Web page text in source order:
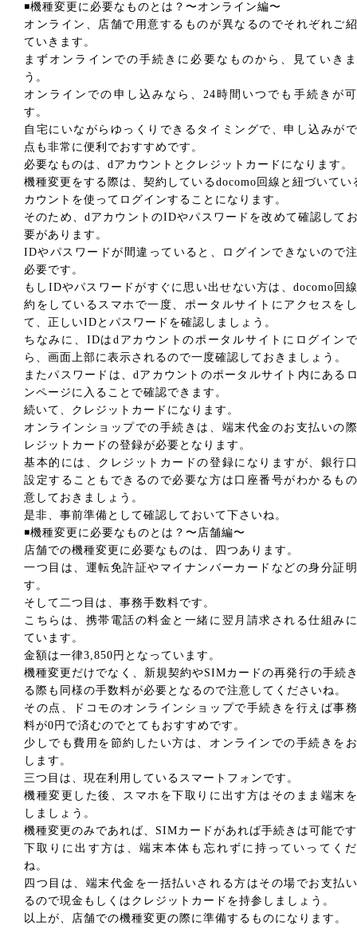
◾️機種変更に必要なものとは？〜オンライン編〜
オンライン、店舗で用意するものが異なるのでそれぞれご
ていきます。
まずオンラインでの手続きに必要なものから、見ていき
う。
オンラインでの申し込みなら、24時間いつでも手続きが
す。
自宅にいながらゆっくりできるタイミングで、申し込みが
点も非常に便利でおすすめです。
必要なものは、dアカウントとクレジットカードになります。
機種変更をする際は、契約しているdocomo回線と紐づいてい
カウントを使ってログインすることになります。
そのため、dアカウントのIDやパスワードを改めて確認して
要があります。
IDやパスワードが間違っていると、ログインできないので
必要です。
もしIDやパスワードがすぐに思い出せない方は、docomo回
約をしているスマホで一度、ポータルサイトにアクセスを
て、正しいIDとパスワードを確認しましょう。
ちなみに、IDはdアカウントのポータルサイトにログイン
ら、画面上部に表示されるので一度確認しておきましょう。
またパスワードは、dアカウントのポータルサイト内にある
ンページに入ることで確認できます。
続いて、クレジットカードになります。
オンラインショップでの手続きは、端末代金のお支払いの
レジットカードの登録が必要となります。
基本的には、クレジットカードの登録になりますが、銀行
設定することもできるので必要な方は口座番号がわかるも
意しておきましょう。
是非、事前準備として確認しておいて下さいね。
◾️機種変更に必要なものとは？〜店舗編〜
店舗での機種変更に必要なものは、四つあります。
一つ目は、運転免許証やマイナンバーカードなどの身分証
す。
そして二つ目は、事務手数料です。
こちらは、携帯電話の料金と一緒に翌月請求される仕組み
ています。
金額は一律3,850円となっています。
機種変更だけでなく、新規契約やSIMカードの再発行の手続
る際も同様の手数料が必要となるので注意してくださいね。
その点、ドコモのオンラインショップで手続きを行えば事
料が0円で済むのでとてもおすすめです。
少しでも費用を節約したい方は、オンラインでの手続きを
します。
三つ目は、現在利用しているスマートフォンです。
機種変更した後、スマホを下取りに出す方はそのまま端末
しましょう。
機種変更のみであれば、SIMカードがあれば手続きは可能で
下取りに出す方は、端末本体も忘れずに持っていってく
ね。
四つ目は、端末代金を一括払いされる方はその場でお支払
るので現金もしくはクレジットカードを持参しましょう。
以上が、店舗での機種変更の際に準備するものになります。